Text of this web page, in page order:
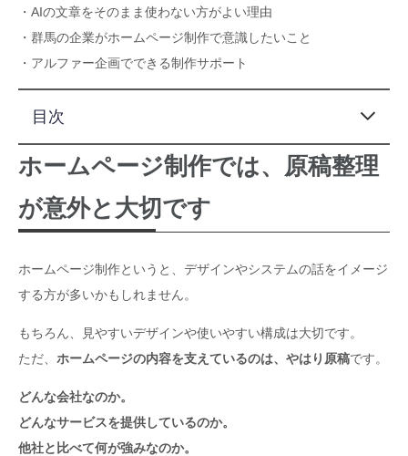
・AIの文章をそのまま使わない方がよい理由
・群馬の企業がホームページ制作で意識したいこと
・アルファー企画でできる制作サポート
目次
この記事でわかること
AIでホームページ制作の原稿を整理する7つのポイント
ホームページ原稿をAIで整理したい方へ
パンフレット制作にもAIの情報整理は活用できます
ホームページ原稿整理に使えるAIプロンプト例
AIで整理した原稿をホームページに活かす時の流れ
まとめ
ホームページ制作では、原稿整理
が意外と大切です
ホームページ制作というと、デザインやシステムの話をイメージ
する方が多いかもしれません。
もちろん、見やすいデザインや使いやすい構成は大切です。
ただ、 ホームページの内容を支えているのは、やはり原稿です。
どんな会社なのか。
どんなサービスを提供しているのか。
他社と比べて何が強みなのか。